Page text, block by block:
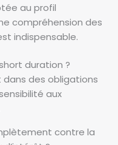
au profil
compréhension des
indispensable.
duration ?
dans des obligations
aux
contre la